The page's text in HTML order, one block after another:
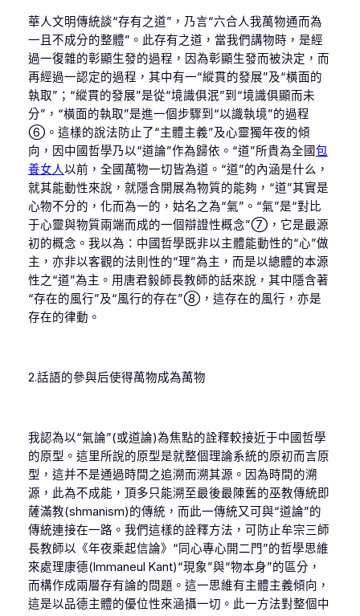
華人文明傳統談“存有之道”，乃言“六合人我萬物通而為
一且不成分的整體”。此存有之道，當我們講物時，是經
過一復雜的彰顯生發的過程，因為彰顯生發而被決定，而
再經過一認定的過程，其中有一“縱貫的發展”及“橫面的
執取”；“縱貫的發展”是從“境識俱泯”到“境識俱顯而未
分”，“橫面的執取”是進一個步驟到“以識執境”的過程
⑥。這樣的說法防止了“主體主義”及心靈獨年夜的傾
向，因中國哲學乃以“道論”作為歸依。“道”所貴為全國包
養女人以前，全國萬物一切皆為道。“道”的內涵是什么，
就其能動性來說，就隱含開展為物質的能夠，“道”其實是
心物不分的，化而為一的，姑名之為“氣”。“氣”是“對比
于心靈與物質兩端而成的一個辯證性概念”⑦，它是最源
初的概念。我以為：中國哲學既非以主體能動性的“心”做
主，亦非以客觀的法則性的“理”為主，而是以總體的本源
性之“道”為主。用唐君毅師長教師的話來說，其中隱含著
“存在的風行”及“風行的存在”⑧，這存在的風行，亦是
存在的律動。
2.話語的參與后使得萬物成為萬物
我認為以“氣論”(或道論)為焦點的詮釋較接近于中國哲學
的原型。這里所說的原型是就整個理論系統的原初而言原
型，這并不是通過時間之追溯而溯其源。因為時間的溯
源，此為不成能，頂多只能溯至最後最陳舊的巫教傳統即
薩滿教(shmanism)的傳統，而此一傳統又可與“道論”的
傳統連接在一路。我們這樣的詮釋方法，可防止牟宗三師
長教師以《年夜乘起信論》“同心專心開二門”的哲學思維
來處理康德(Immaneul Kant)“現象”與“物本身”的區分，
而構作成兩層存有論的問題。這一思維有主體主義傾向，
這是以品德主體的優位性來涵攝一切。此一方法對整個中